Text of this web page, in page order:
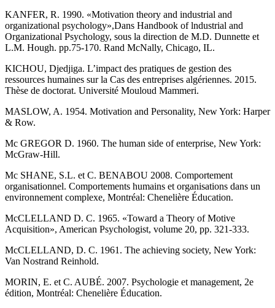
KANFER, R. 1990. «Motivation theory and industrial and
organizational psychology»,Dans Handbook of lndustrial and
Organizational Psychology, sous la direction de M.D. Dunnette et
L.M. Hough. pp.75-170. Rand McNally, Chicago, IL.
KICHOU, Djedjiga. L’impact des pratiques de gestion des
ressources humaines sur la Cas des entreprises algériennes. 2015.
Thèse de doctorat. Université Mouloud Mammeri.
MASLOW, A. 1954. Motivation and Personality, New York: Harper
& Row.
Mc GREGOR D. 1960. The human side of enterprise, New York:
McGraw-Hill.
Mc SHANE, S.L. et C. BENABOU 2008. Comportement
organisationnel. Comportements humains et organisations dans un
environnement complexe, Montréal: Chenelière Éducation.
McCLELLAND D. C. 1965. «Toward a Theory of Motive
Acquisition», American Psychologist, volume 20, pp. 321-333.
McCLELLAND, D. C. 1961. The achieving society, New York:
Van Nostrand Reinhold.
MORIN, E. et C. AUBÉ. 2007. Psychologie et management, 2e
édition, Montréal: Chenelière Éducation.